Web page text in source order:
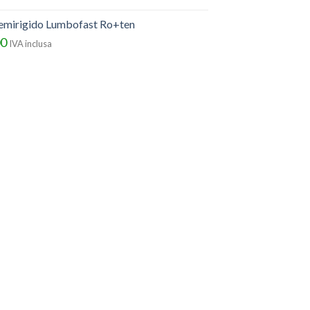
Lumbofast Ro+ten
IVA inclusa